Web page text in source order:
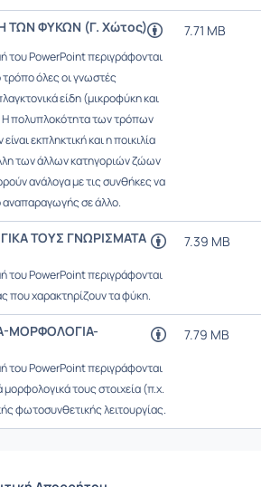
ΤΩΝ ΦΥΚΩΝ (Γ. Χώτος)
του PowerPoint περιγράφονται
τρόπο όλες οι γνωστές
είδη (μικροφύκη και
Η πολυπλοκότητα των τρόπων
εκπληκτική και η ποικιλία
των άλλων κατηγοριών ζώων
ανάλογα με τις συνθήκες να
σε άλλο.
7.71 MB
ΤΟΥΣ ΓΝΩΡΙΣΜΑΤΑ
του PowerPoint περιγράφονται
που χαρακτηρίζουν τα φύκη.
7.39 MB
ΜΟΡΦΟΛΟΓΙΑ-
του PowerPoint περιγράφονται
τους στοιχεία (π.χ.
φωτοσυνθετικής λειτουργίας.
7.79 MB